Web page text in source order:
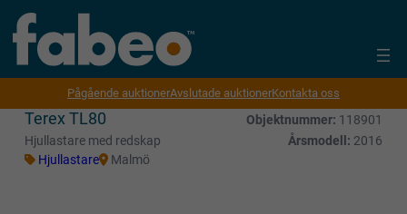
Pågående auktionerAvslutade auktionerKontakta oss
Terex TL80 Objektnummer: 118901
Hjullastare med redskap
Årsmodell: 2016
Hjullastare
Malmö